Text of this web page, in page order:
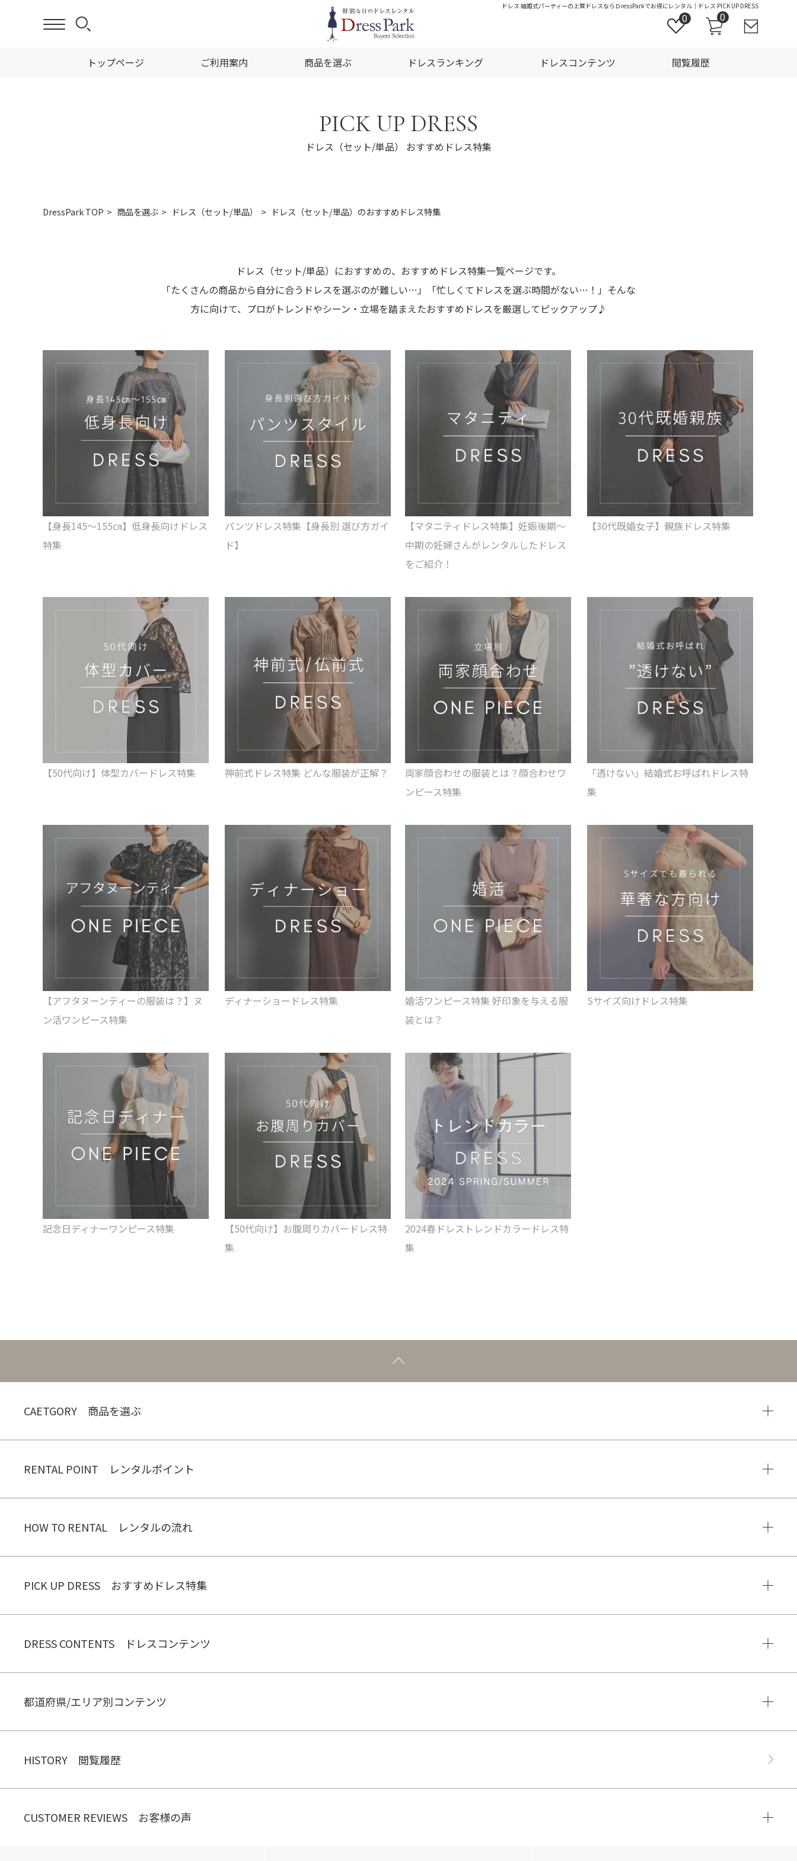
ドレス 結婚式パーティーの上質ドレスならＤressParkでお得にレンタル｜ドレス PICK UP DRESS
トップページ ご利用案内 商品を選ぶ ドレスランキング ドレスコンテンツ 閲覧履歴
0 0
PICK UP DRESS
ドレス（セット/単品） おすすめドレス特集
DressPark TOP 商品を選ぶ ドレス（セット/単品） ドレス（セット/単品）のおすすめドレス特集
ドレス（セット/単品）におすすめの、おすすめドレス特集一覧ページです。
「たくさんの商品から自分に合うドレスを選ぶのが難しい…」「忙しくてドレスを選ぶ時間がない…！」そんな
方に向けて、プロがトレンドやシーン・立場を踏まえたおすすめドレスを厳選してピックアップ♪
【身長145～155㎝】低身長向けドレス
特集
パンツドレス特集【身長別 選び方ガイ
ド】
【マタニティドレス特集】妊娠後期～
中期の妊婦さんがレンタルしたドレス
をご紹介！
【30代既婚女子】親族ドレス特集
【50代向け】体型カバードレス特集 神前式ドレス特集 どんな服装が正解？
両家顔合わせの服装とは？顔合わせワ
ンピース特集
「透けない」結婚式お呼ばれドレス特
集
【アフタヌーンティーの服装は？】ヌ
ン活ワンピース特集
ディナーショードレス特集
婚活ワンピース特集 好印象を与える服
装とは？
Sサイズ向けドレス特集
記念日ディナーワンピース特集
【50代向け】お腹周りカバードレス特
集
2024春ドレストレンドカラードレス特
集
CAETGORY 商品を選ぶ
RENTAL POINT レンタルポイント
HOW TO RENTAL レンタルの流れ
PICK UP DRESS おすすめドレス特集
DRESS CONTENTS ドレスコンテンツ
都道府県/エリア別コンテンツ
HISTORY 閲覧履歴
CUSTOMER REVIEWS お客様の声